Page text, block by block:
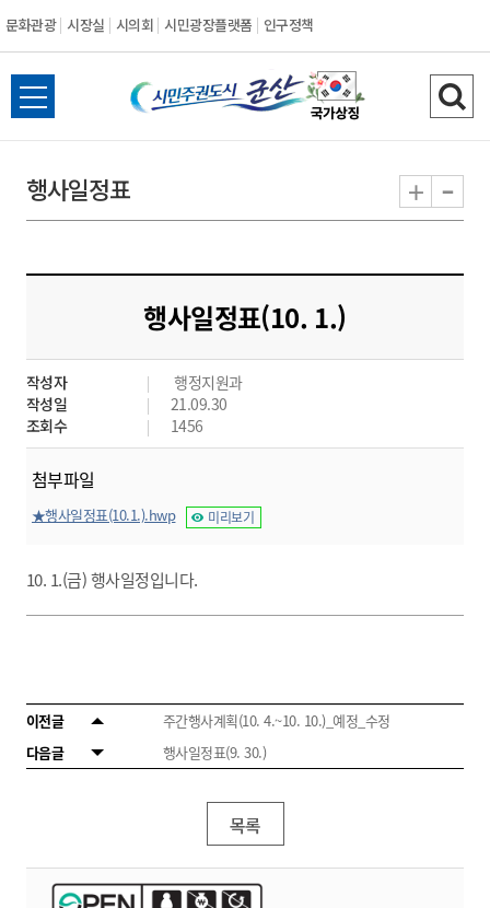
문화관광 시장실 시의회 시민광장플랫폼 인구정책
시
민
도
시
군
산
전
체
뉴
열
검
색
기
행사일정표 + -
행사일정표(10. 1.)
작성자
행정지원과
작성일
21.09.30
조회수
1456
첨부파일
★행사일정표(10.1.).hwp 미리보기
10. 1.(금) 행사일정입니다.
이전글
주간행사계획(10. 4.~10. 10.)_예정_수정
다음글
행사일정표(9. 30.)
목록